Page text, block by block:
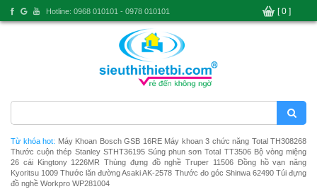
Từ khóa hot: Máy Khoan Bosch GSB 16RE Máy khoan 3 chức năng Total TH308268
Thước cuộn thép Stanley STHT36195 Súng phun sơn Total TT3506 Bộ vòng miệng
26 cái Kingtony 1226MR Thùng đựng đồ nghề Truper 11506 Đồng hồ vạn năng
Kyoritsu 1009 Thước lăn đường Asaki AK-2578 Thước đo góc Shinwa 62490 Túi đựng
đồ nghề Workpro WP281004
Hotline: 0968 010101 - 0978 010101 [ 0 ]